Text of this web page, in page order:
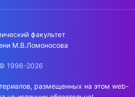
факультет
М.В.Ломоносова
1996-2026
размещенных на этом web-